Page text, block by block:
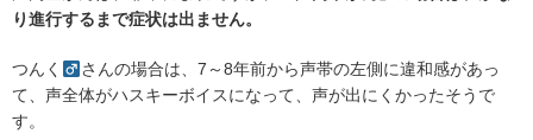
り進行するまで症状は出ません。
つんく
さんの場合は、7～8年前から声帯の左側に違和感があっ
て、声全体がハスキーボイスになって、声が出にくかったそうで
す。